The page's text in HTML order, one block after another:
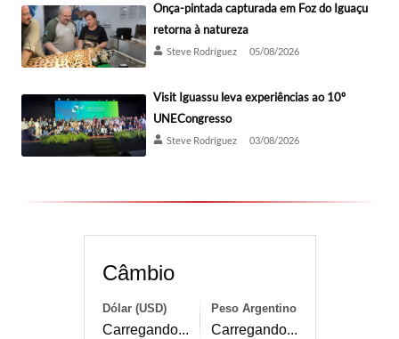
Onça-pintada capturada em Foz do Iguaçu
retorna à natureza
Steve Rodríguez 05/08/2026
Visit Iguassu leva experiências ao 10º
UNECongresso
Steve Rodríguez 03/08/2026
Câmbio
Dólar (USD)
Carregando...
Peso Argentino
Carregando...